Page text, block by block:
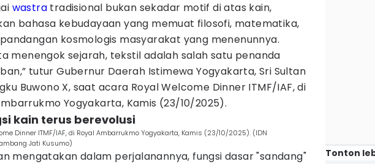
wastra tradisional bukan sekadar motif di atas kain,
bahasa kebudayaan yang memuat filosofi, matematika,
kosmologis masyarakat yang menenunnya.
menengok sejarah, tekstil adalah salah satu penanda
tutur Gubernur Daerah Istimewa Yogyakarta, Sri Sultan
Buwono X, saat acara Royal Welcome Dinner ITMF/IAF, di
Yogyakarta, Kamis (23/10/2025).
kain terus berevolusi
Dinner ITMF/IAF, di Royal Ambarrukmo Yogyakarta, Kamis (23/10/2025). (IDN
Jati Kusumo)
mengatakan dalam perjalanannya, fungsi dasar "sandang"
Tonton